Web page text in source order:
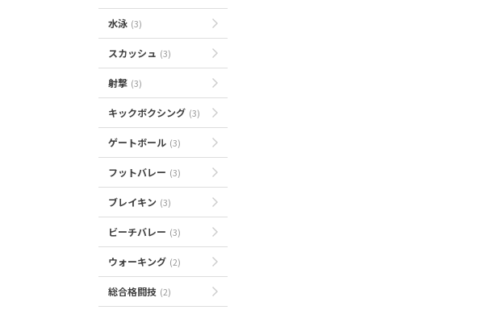
水泳 (3)
スカッシュ (3)
射撃 (3)
キックボクシング (3)
ゲートボール (3)
フットバレー (3)
ブレイキン (3)
ビーチバレー (3)
ウォーキング (2)
総合格闘技 (2)